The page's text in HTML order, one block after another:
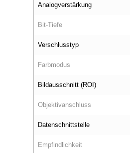
Analogverstärkung
Bit‑Tiefe
Verschlusstyp
Farbmodus
Bildausschnitt (ROI)
Objektivanschluss
Daten­schnittstelle
Empfindlichkeit